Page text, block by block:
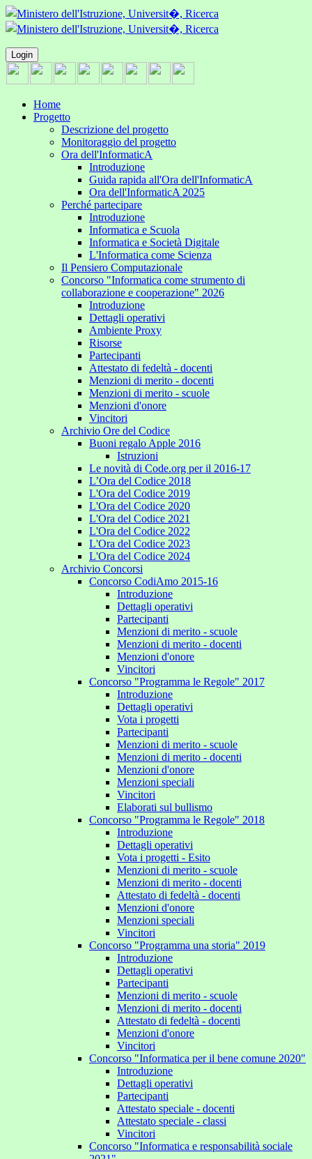
Login
Home
Progetto
Descrizione del progetto
Monitoraggio del progetto
Ora dell'InformaticA
Introduzione
Guida rapida all'Ora dell'InformaticA
Ora dell'InformaticA 2025
Perché partecipare
Introduzione
Informatica e Scuola
Informatica e Società Digitale
L'Informatica come Scienza
Il Pensiero Computazionale
Concorso "Informatica come strumento di
collaborazione e cooperazione" 2026
Introduzione
Dettagli operativi
Ambiente Proxy
Risorse
Partecipanti
Attestato di fedeltà - docenti
Menzioni di merito - docenti
Menzioni di merito - scuole
Menzioni d'onore
Vincitori
Archivio Ore del Codice
Buoni regalo Apple 2016
Istruzioni
Le novità di Code.org per il 2016-17
L’Ora del Codice 2018
L'Ora del Codice 2019
L'Ora del Codice 2020
L'Ora del Codice 2021
L'Ora del Codice 2022
L'Ora del Codice 2023
L'Ora del Codice 2024
Archivio Concorsi
Concorso CodiAmo 2015-16
Introduzione
Dettagli operativi
Partecipanti
Menzioni di merito - scuole
Menzioni di merito - docenti
Menzioni d'onore
Vincitori
Concorso "Programma le Regole" 2017
Introduzione
Dettagli operativi
Vota i progetti
Partecipanti
Menzioni di merito - scuole
Menzioni di merito - docenti
Menzioni d'onore
Menzioni speciali
Vincitori
Elaborati sul bullismo
Concorso "Programma le Regole" 2018
Introduzione
Dettagli operativi
Vota i progetti - Esito
Menzioni di merito - scuole
Menzioni di merito - docenti
Attestato di fedeltà - docenti
Menzioni d'onore
Menzioni speciali
Vincitori
Concorso "Programma una storia" 2019
Introduzione
Dettagli operativi
Partecipanti
Menzioni di merito - scuole
Menzioni di merito - docenti
Attestato di fedeltà - docenti
Menzioni d'onore
Vincitori
Concorso "Informatica per il bene comune 2020"
Introduzione
Dettagli operativi
Partecipanti
Attestato speciale - docenti
Attestato speciale - classi
Vincitori
Concorso "Informatica e responsabilità sociale